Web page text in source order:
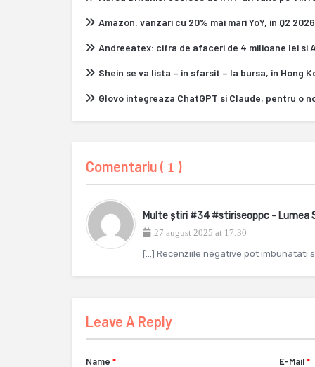
Amazon: vanzari cu 20% mai mari YoY, in Q2
Andreeatex: cifra de afaceri de 4 milioane lei si
Shein se va lista – in sfarsit – la bursa, in Hong
Glovo integreaza ChatGPT si Claude, pentru o
Comentariu ( 1 )
Multe știri #34 #stiriseoppc - Lumea
27 august 2025 at 17:30
[…] Recenziile negative pot imbunatati
Leave A Reply
Name * E-Mail *